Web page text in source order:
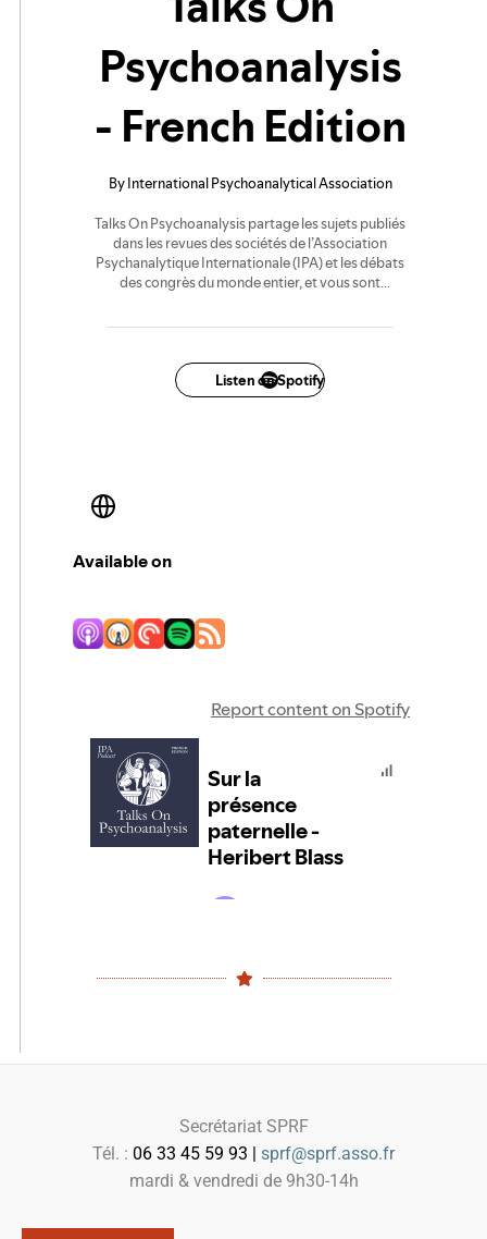
Secrétariat SPRF
Tél. : 06 33 45 59 93 | sprf@sprf.asso.fr
mardi & vendredi de 9h30-14h